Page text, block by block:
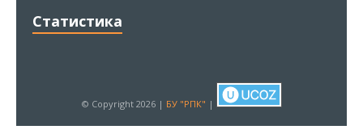
Статистика
© Copyright 2026 | БУ "РПК" |